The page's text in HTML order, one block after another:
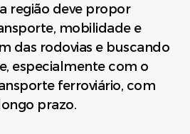
região deve propor
mobilidade e
das rodovias e buscando
especialmente com o
ferroviário, com
prazo.